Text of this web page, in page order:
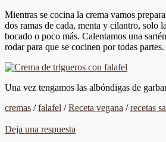
Mientras se cocina la crema vamos
dos ramas de cada, menta y cilantro, solo
bocado o poco más. Calentamos una
rodar para que se cocinen por todas
Una vez tengamos las albóndigas de
cremas /falafel /Receta vegana /recetas
Deja una respuesta